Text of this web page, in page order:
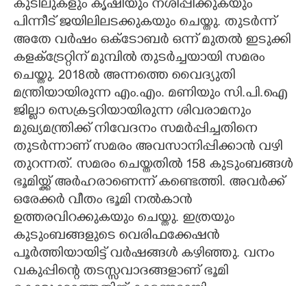
കുടിലുകളും കൃഷിയും നശിപ്പിക്കുകയും
പിന്നീട് ജയിലിലടക്കുകയും ചെയ്തു. തുടർന്ന്
അതേ വർഷം ഒക്ടോബർ ഒന്ന് മുതൽ ഇടുക്കി
കളക്ട്രേറ്റിന് മുമ്പിൽ തുടർച്ചയായി സമരം
ചെയ്തു. 2018ൽ അന്നത്തെ വൈദ്യുതി
മന്ത്രിയായിരുന്ന എം.എം. മണിയും സി.പി.ഐ
ജില്ലാ സെക്രട്ടറിയായിരുന്ന ശിവരാമനും
മുഖ്യമന്ത്രിക്ക് നിവേദനം സമർപ്പിച്ചതിനെ
തുടർന്നാണ് സമരം അവസാനിപ്പിക്കാൻ വഴി
തുറന്നത്. സമരം ചെയ്തതിൽ 158 കുടുംബങ്ങൾ
ഭൂമിയ്ക്ക് അർഹരാണെന്ന് കണ്ടെത്തി. അവർക്ക്
ഒരേക്കർ വീതം ഭൂമി നൽകാൻ
ഉത്തരവിറക്കുകയും ചെയ്തു. ഇത്രയും
കുടുംബങ്ങളുടെ വെരിഫക്കേഷൻ
പൂർത്തിയായിട്ട് വർഷങ്ങൾ കഴിഞ്ഞു. വനം
വകുപ്പിന്റെ തടസ്സവാദങ്ങളാണ് ഭൂമി